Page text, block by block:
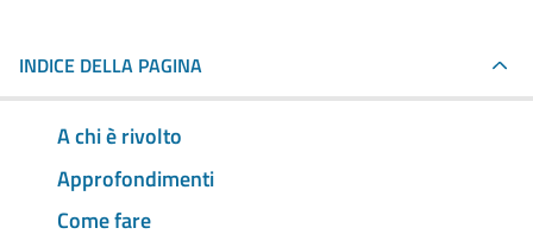
INDICE DELLA PAGINA
A chi è rivolto
Approfondimenti
Come fare